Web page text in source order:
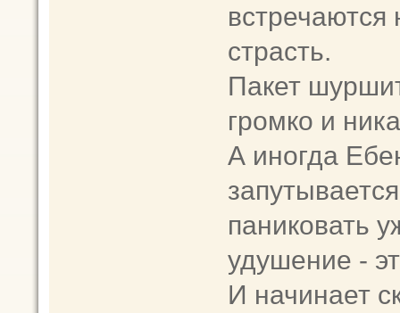
встречаются
страсть.
Пакет
громко и
А иногда
паниковать
удушение -
И начинает